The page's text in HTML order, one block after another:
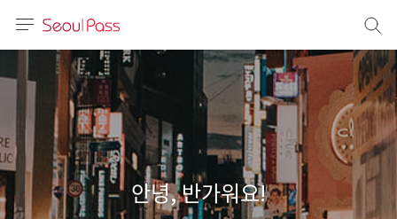
体)
안녕, 반가워요!